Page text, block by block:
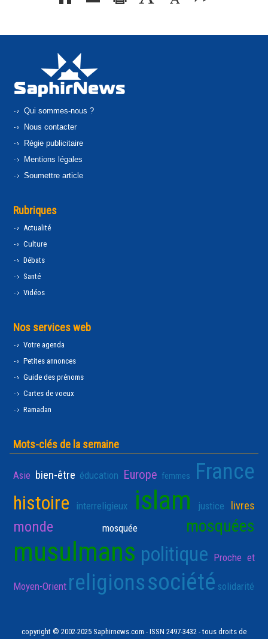
Qui sommes-nous ?
Nous contacter
Régie publicitaire
Mentions légales
Soumettre article
Rubriques
Actualité
Culture
Débats
Santé
Vidéos
Nos services web
Votre agenda
Petites annonces
Guide des prénoms
Cartes de voeux
Ramadan
Mots-clés de la semaine
Asie bien-être éducation Europe femmes France
histoire interreligieux islam justice livres
monde mosquée mosquées
musulmans politique Proche et
Moyen-Orient religionssociété solidarité
copyright © 2002-2025 Saphirnews.com - ISSN 2497-3432 - tous droits de